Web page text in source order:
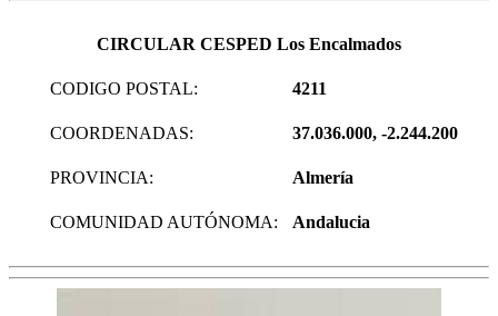
CIRCULAR CESPED Los Encalmados
CODIGO POSTAL: 4211
COORDENADAS: 37.036.000, -2.244.200
PROVINCIA: Almería
COMUNIDAD AUTÓNOMA: Andalucia